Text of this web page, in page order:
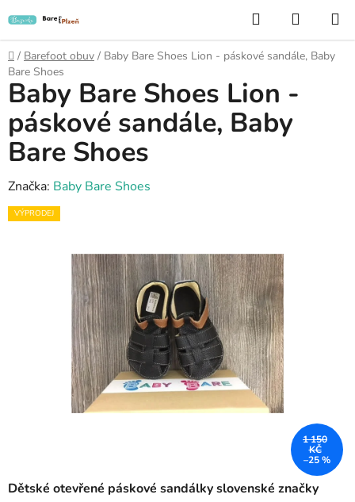
na
obsah
Hledat
KOŠÍK
Domů
/ Barefoot obuv / Baby Bare Shoes Lion - páskové sandále, Baby
Bare Shoes
Dětské otevřené páskové sandálky slovenské značky
Baby Bare Shoes Lion -
páskové sandále, Baby
Bare Shoes
Značka: Baby Bare Shoes
VÝPRODEJ
1 150
KČ
–25 %